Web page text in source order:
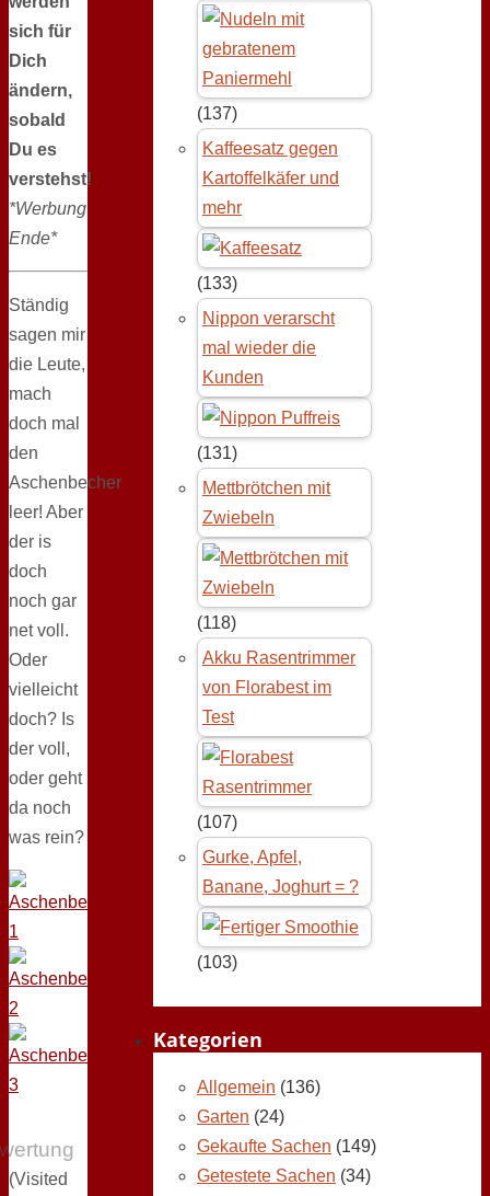
sich für
Dich
ändern,
sobald
Du es
verstehst!
*Werbung
Ende*
Ständig
sagen mir
die Leute,
mach
doch mal
den
Aschenbecher
leer! Aber
der is
doch
noch gar
net voll.
Oder
vielleicht
doch? Is
der voll,
oder geht
da noch
was rein?
(Visited
(137)
Kaffeesatz gegen
Kartoffelkäfer und
mehr
(133)
Nippon verarscht
mal wieder die
Kunden
(131)
Mettbrötchen mit
Zwiebeln
(118)
Akku Rasentrimmer
von Florabest im
Test
(107)
Gurke, Apfel,
Banane, Joghurt = ?
(103)
Kategorien
Allgemein (136)
Garten (24)
Gekaufte Sachen (149)
Getestete Sachen (34)